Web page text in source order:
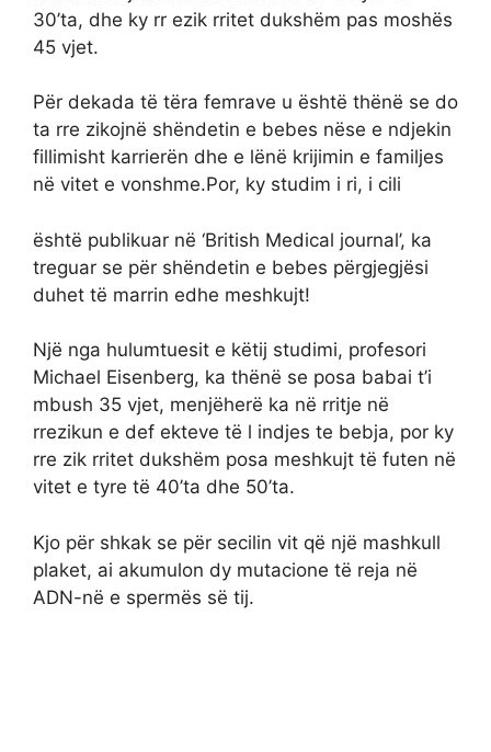
30’ta, dhe ky rr ezik rritet dukshëm pas moshës
45 vjet.
Për dekada të tëra femrave u është thënë se do
ta rre zikojnë shëndetin e bebes nëse e ndjekin
fillimisht karrierën dhe e lënë krijimin e familjes
në vitet e vonshme.Por, ky studim i ri, i cili
është publikuar në ‘British Medical journal’, ka
treguar se për shëndetin e bebes përgjegjësi
duhet të marrin edhe meshkujt!
Një nga hulumtuesit e këtij studimi, profesori
Michael Eisenberg, ka thënë se posa babai t’i
mbush 35 vjet, menjëherë ka në rritje në
rrezikun e def ekteve të l indjes te bebja, por ky
rre zik rritet dukshëm posa meshkujt të futen në
vitet e tyre të 40’ta dhe 50’ta.
Kjo për shkak se për secilin vit që një mashkull
plaket, ai akumulon dy mutacione të reja në
ADN-në e spermës së tij.